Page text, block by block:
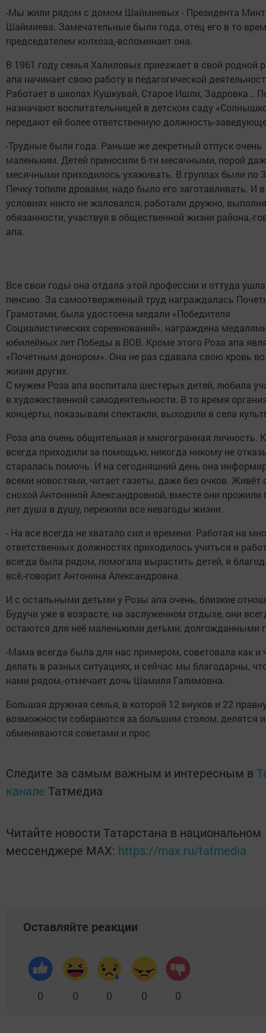
-Мы жили рядом с домом Шаймиевых - Президента
Шаймиева. Замечательные были года, отец его в то
председателем колхоза,-вспоминает она.
В 1961 году семья Халиловых приезжает в свой родной
апа начинает свою работу в педагогической
Работает в школах Кушкувай, Старое Ишли, Задровка…
назначают воспитательницей в детском саду
передают ей более ответственную должность-
-Трудные были года. Раньше же декретный отпуск очень
маленьким. Детей приносили 6-ти месячными, порой
месячными приходилось ухаживать. В группах были по
Печку топили дровами, надо было его заготавливать. И в
условиях никто не жаловался, работали дружно,
обязанности, участвуя в общественной жизни района,-
апа.
Все свои годы она отдала этой профессии и оттуда
пенсию. За самоотверженный труд награждалась
Грамотами, была удостоена медали «Победителя
Социалистических соревнований», награждена
юбилейных лет Победы в ВОВ. Кроме этого Роза апа
«Почетным донором». Она не раз сдавала свою кровь во
жизни других.
С мужем Роза апа воспитала шестерых детей, любила
в художественной самодеятельности. В то время
концерты, показывали спектакли, выходили в села
Роза апа очень общительная и многогранная личность.
всегда приходили за помощью, никогда никому не
старалась помочь. И на сегодняшний день она
всеми новостями, читает газеты, даже без очков. Живёт
снохой Антониной Александровной, вместе они прожили
лет душа в душу, пережили все невзгоды жизни.
- На все всегда не хватало сил и времени. Работая на
ответственных должностях приходилось учиться и
всегда была рядом, помогала вырастить детей, я
всё,-говорит Антонина Александровна.
И с остальными детьми у Розы апа очень, близкие
Будучи уже в возрасте, на заслуженном отдыхе, они
остаются для неё маленькими детьми, долгожданными
-Мама всегда была для нас примером, советовала как и
делать в разных ситуациях, и сейчас мы благодарны,
нами рядом,-отмечает дочь Шамиля Галимовна.
Большая дружная семья, в которой 12 внуков и 22
возможности собираются за большим столом, делятся
обмениваются советами и прос
Следите за самым важным и интересным в
канале Татмедиа
Читайте новости Татарстана в национальном
мессенджере MАХ: https://max.ru/tatmedia
Оставляйте реакции
0 0 0 0 0